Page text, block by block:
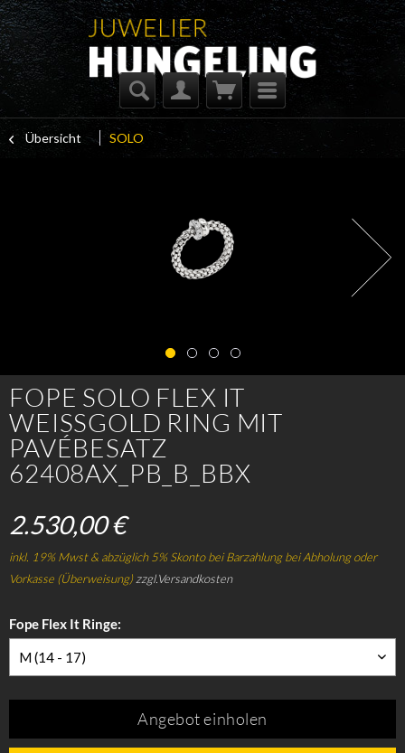
Übersicht SOLO
FOPE SOLO FLEX IT
WEISSGOLD RING MIT
PAVÉBESATZ
62408AX_PB_B_BBX
2.530,00 €
inkl. 19% Mwst & abzüglich 5% Skonto bei Barzahlung bei Abholung oder
Vorkasse (Überweisung)zzgl.Versandkosten
Fope Flex It Ringe:
M (14 - 17)
Angebot einholen